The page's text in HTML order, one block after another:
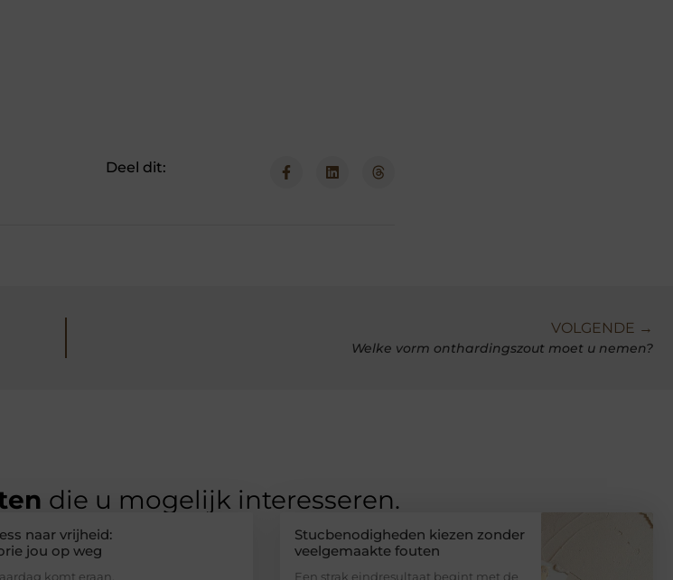
Deel dit:
VOLGENDE →
Welke vorm onthardingszout moet u nemen?
die u mogelijk interesseren.
naar vrijheid:
jou op weg
komt eraan,
Stucbenodigheden kiezen zonder
veelgemaakte fouten
Een strak eindresultaat begint met de